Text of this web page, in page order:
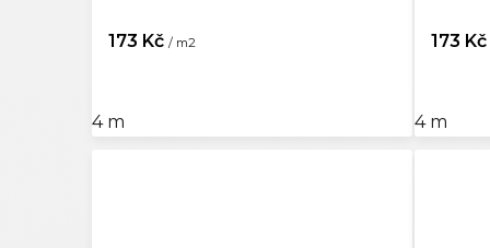
Siena 0
173 Kč / m2
4 m
173 Kč
4 m